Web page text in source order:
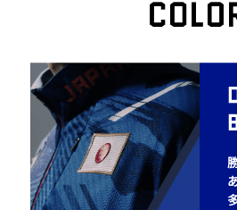
直営店一覧
取扱店一覧
素材
ポリエステル100％
原産国